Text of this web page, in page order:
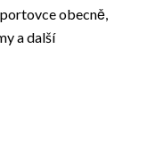
obecně,
a další